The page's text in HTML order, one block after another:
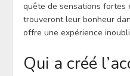
quête de sensations fortes
trouveront leur bonheur
offre une expérience
Qui a créé